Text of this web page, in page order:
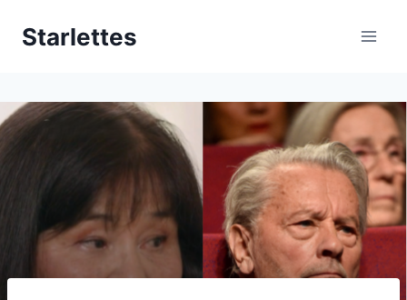
Starlettes